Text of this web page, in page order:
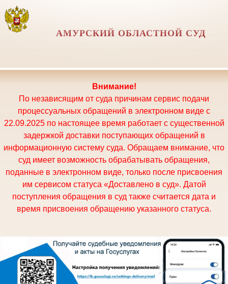
АМУРСКИЙ ОБЛАСТНОЙ СУД
Внимание!
По независящим от суда причинам сервис подачи
процессуальных обращений в электронном виде с
22.09.2025 по настоящее время работает с существенной
задержкой доставки поступающих обращений в
информационную систему суда. Обращаем внимание, что
суд имеет возможность обрабатывать обращения,
поданные в электронном виде, только после присвоения
им сервисом статуса «Доставлено в суд». Датой
поступления обращения в суд также считается дата и
время присвоения обращению указанного статуса.